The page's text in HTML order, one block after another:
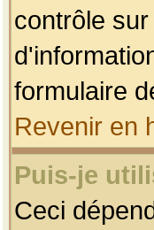
contrôle
formulaire
Revenir en
Puis-je
Ceci